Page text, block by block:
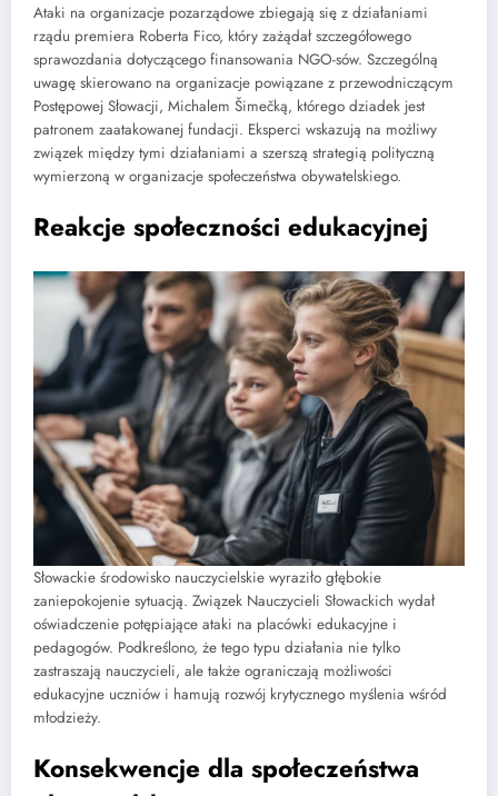
Ataki na organizacje pozarządowe zbiegają się z działaniami
rządu premiera Roberta Fico, który zażądał szczegółowego
sprawozdania dotyczącego finansowania NGO-sów. Szczególną
uwagę skierowano na organizacje powiązane z przewodniczącym
Postępowej Słowacji, Michalem Šimečką, którego dziadek jest
patronem zaatakowanej fundacji. Eksperci wskazują na możliwy
związek między tymi działaniami a szerszą strategią polityczną
wymierzoną w organizacje społeczeństwa obywatelskiego.
Reakcje społeczności edukacyjnej
Słowackie środowisko nauczycielskie wyraziło głębokie
zaniepokojenie sytuacją. Związek Nauczycieli Słowackich wydał
oświadczenie potępiające ataki na placówki edukacyjne i
pedagogów. Podkreślono, że tego typu działania nie tylko
zastraszają nauczycieli, ale także ograniczają możliwości
edukacyjne uczniów i hamują rozwój krytycznego myślenia wśród
młodzieży.
Konsekwencje dla społeczeństwa